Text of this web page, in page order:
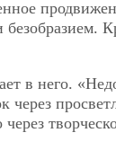
в него.
через